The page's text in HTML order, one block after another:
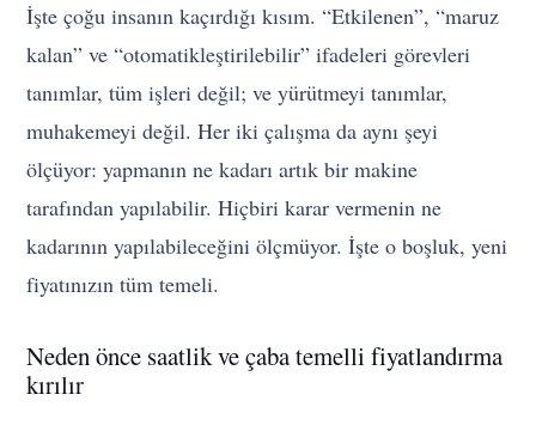
İşte çoğu insanın kaçırdığı kısım. “Etkilenen”, “maruz
kalan” ve “otomatikleştirilebilir” ifadeleri görevleri
tanımlar, tüm işleri değil; ve yürütmeyi tanımlar,
muhakemeyi değil. Her iki çalışma da aynı şeyi
ölçüyor: yapmanın ne kadarı artık bir makine
tarafından yapılabilir. Hiçbiri karar vermenin ne
kadarının yapılabileceğini ölçmüyor. İşte o boşluk, yeni
fiyatınızın tüm temeli.
Neden önce saatlik ve çaba temelli fiyatlandırma
kırılır